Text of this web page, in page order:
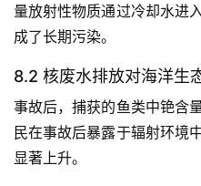
量放射性物质通过冷却水进
成了长期污染。
8.2 核废水排放对海洋生
事故后，捕获的鱼类中铯含
民在事故后暴露于辐射环境
显著上升。